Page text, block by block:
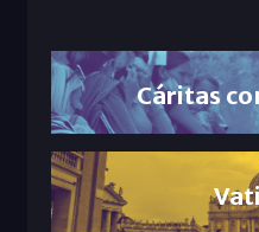
Cáritas